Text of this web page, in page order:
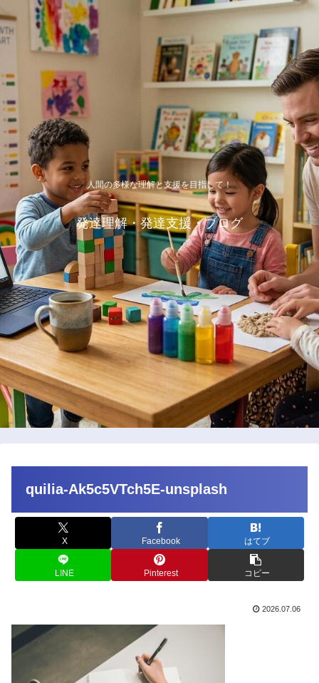
人間の多様な理解と支援を目指して！
発達理解・発達支援・ブログ
quilia-Ak5c5VTch5E-unsplash
X Facebook はてブ
LINE Pinterest コピー
2026.07.06